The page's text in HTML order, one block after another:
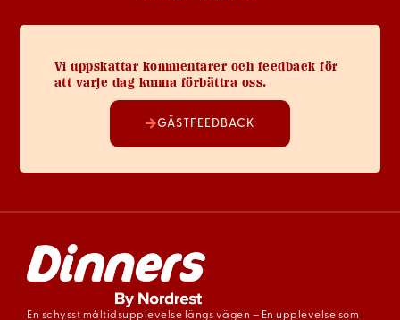
Vi uppskattar kommentarer och feedback för
att varje dag kunna förbättra oss.
GÄSTFEEDBACK
En schysst måltidsupplevelse längs vägen – En upplevelse som